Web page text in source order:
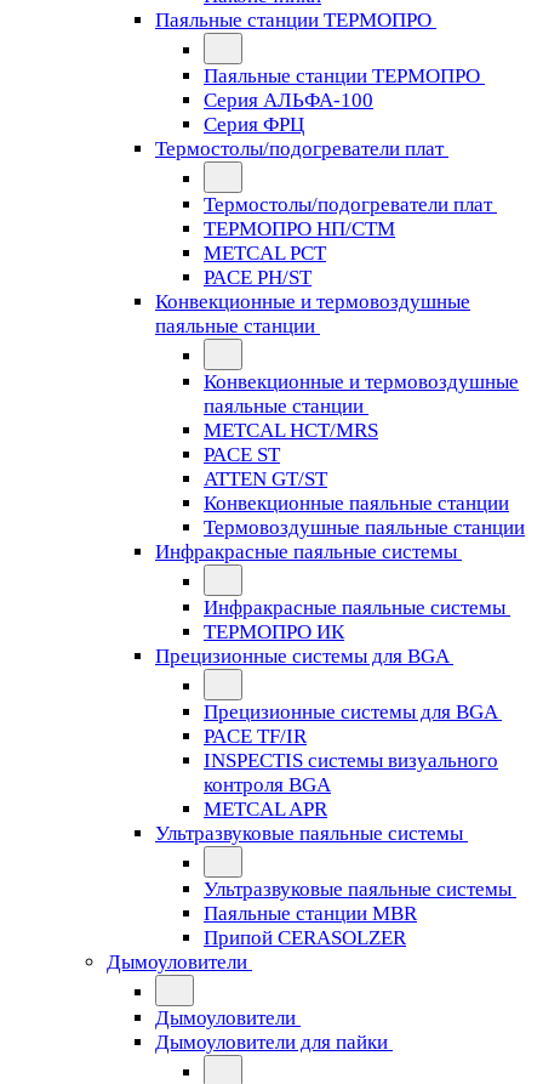
Паяльные станции ТЕРМОПРО
Паяльные станции ТЕРМОПРО
Серия АЛЬФА-100
Серия ФРЦ
Термостолы/подогреватели плат
Термостолы/подогреватели плат
ТЕРМОПРО НП/СТМ
METCAL PCT
PACE PH/ST
Конвекционные и термовоздушные
паяльные станции
Конвекционные и термовоздушные
паяльные станции
METCAL HCT/MRS
PACE ST
ATTEN GT/ST
Конвекционные паяльные станции
Термовоздушные паяльные станции
Инфракрасные паяльные системы
Инфракрасные паяльные системы
ТЕРМОПРО ИК
Прецизионные системы для BGA
Прецизионные системы для BGA
PACE TF/IR
INSPECTIS системы визуального
контроля BGA
METCAL APR
Ультразвуковые паяльные системы
Ультразвуковые паяльные системы
Паяльные станции MBR
Припой CERASOLZER
Дымоуловители
Дымоуловители
Дымоуловители для пайки